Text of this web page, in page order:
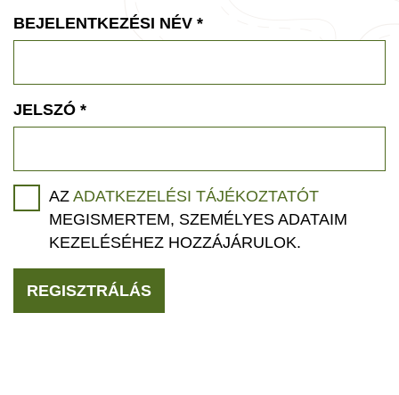
BEJELENTKEZÉSI NÉV *
JELSZÓ *
AZ ADATKEZELÉSI TÁJÉKOZTATÓT
MEGISMERTEM, SZEMÉLYES ADATAIM
KEZELÉSÉHEZ HOZZÁJÁRULOK.
REGISZTRÁLÁS